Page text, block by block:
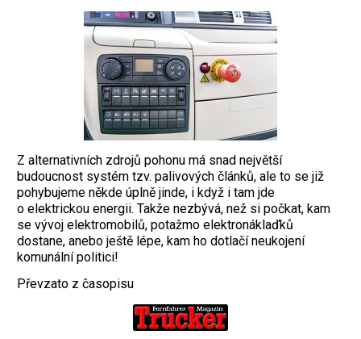
Z alternativních zdrojů pohonu má snad největší
budoucnost systém tzv. palivových článků, ale to se již
pohybujeme někde úplně jinde, i když i tam jde
o elektrickou energii. Takže nezbývá, než si počkat, kam
se vývoj elektromobilů, potažmo elektronáklaďků
dostane, anebo ještě lépe, kam ho dotlačí neukojení
komunální politici!
Převzato z časopisu